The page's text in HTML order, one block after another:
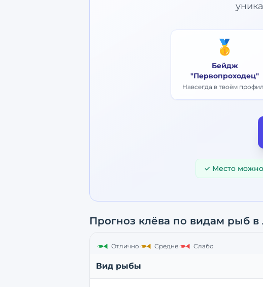
🥇
Бейдж
"Первопроходец"
Навсегда в твоём
✓ Место можно
Прогноз клёва по видам рыб в
Отлично Средне Слабо
Вид рыбы